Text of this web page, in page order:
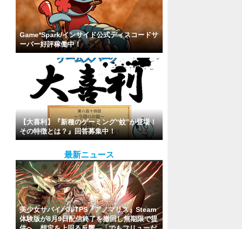
Game*Spark/インサイド公式ディスコードサ
ーバー好評稼働中！
【大喜利】『新種のゲーミング“蚊”が登場！
その特徴とは？』回答募集中！
最新ニュース
美少女サバイバルTPS『アノマリス』Steam
体験版が8月9日配信終了を撤回し無期限で提